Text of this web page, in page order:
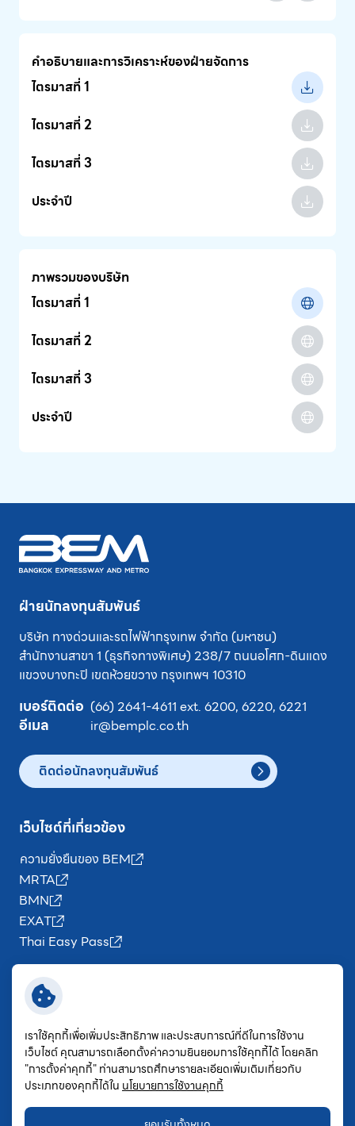
คำอธิบายและการวิเคราะห์ของฝ่ายจัดการ
ไตรมาสที่ 1
ไตรมาสที่ 2
ไตรมาสที่ 3
ประจำปี
ภาพรวมของบริษัท
ไตรมาสที่ 1
ไตรมาสที่ 2
ไตรมาสที่ 3
ประจำปี
ฝ่ายนักลงทุนสัมพันธ์
บริษัท ทางด่วนและรถไฟฟ้ากรุงเทพ จำกัด (มหาชน)
สำนักงานสาขา 1 (ธุรกิจทางพิเศษ) 238/7 ถนนอโศก-ดินแดง
แขวงบางกะปิ เขตห้วยขวาง กรุงเทพฯ 10310
เบอร์ติดต่อ (66) 2641-4611 ext. 6200, 6220, 6221
อีเมล ir@bemplc.co.th
ติดต่อนักลงทุนสัมพันธ์
เว็บไซต์ที่เกี่ยวข้อง
ความยั่งยืนของ BEM
MRTA
BMN
EXAT
Thai Easy Pass
ติดตามข่าวสาร BEM
ข้อกำหนดและเงื่อนไข
ประกาศความเป็นส่วนตัว
นโยบายคุกกี้
เราใช้คุกกี้เพื่อเพิ่มประสิทธิภาพ และประสบการณ์ที่ดีในการใช้งาน
เว็บไซต์ คุณสามารถเลือกตั้งค่าความยินยอมการใช้คุกกี้ได้ โดยคลิก
"การตั้งค่าคุกกี้" ท่านสามารถศึกษารายละเอียดเพิ่มเติมเกี่ยวกับ
ประเภทของคุกกี้ได้ใน นโยบายการใช้งานคุกกี้